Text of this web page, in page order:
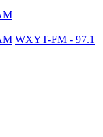
WXYT-FM - 97.1